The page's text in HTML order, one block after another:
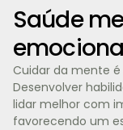
Saúde
Cuidar da mente
Desenvolver
lidar melhor com
favorecendo um